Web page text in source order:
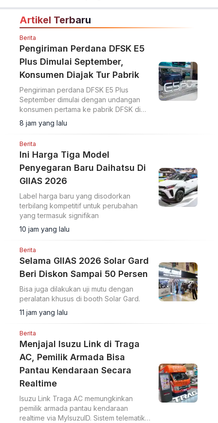
Artikel Terbaru
Berita
Pengiriman Perdana DFSK E5
Plus Dimulai September,
Konsumen Diajak Tur Pabrik
Pengiriman perdana DFSK E5 Plus
September dimulai dengan undangan
konsumen pertama ke pabrik DFSK di
Cikande untuk melihat proses produksi
PHEV.
8 jam yang lalu
Berita
Ini Harga Tiga Model
Penyegaran Baru Daihatsu Di
GIIAS 2026
Label harga baru yang disodorkan
terbilang kompetitif untuk perubahan
yang termasuk signifikan
10 jam yang lalu
Berita
Selama GIIAS 2026 Solar Gard
Beri Diskon Sampai 50 Persen
Bisa juga dilakukan uji mutu dengan
peralatan khusus di booth Solar Gard.
11 jam yang lalu
Berita
Menjajal Isuzu Link di Traga
AC, Pemilik Armada Bisa
Pantau Kendaraan Secara
Realtime
Isuzu Link Traga AC memungkinkan
pemilik armada pantau kendaraan
realtime via MyIsuzuID. Sistem telematika